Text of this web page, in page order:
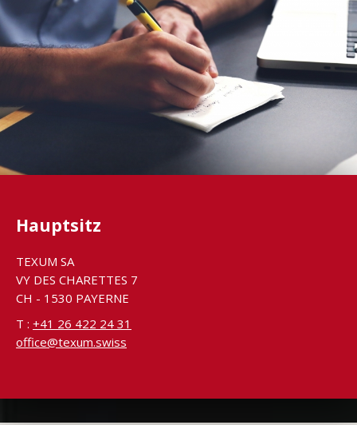
Hauptsitz
TEXUM SA
VY DES CHARETTES 7
CH - 1530 PAYERNE
T : +41 26 422 24 31
office@texum.swiss